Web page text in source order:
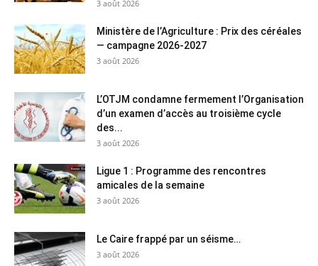
3 août 2026
Ministère de l’Agriculture : Prix des céréales
— campagne 2026-2027
3 août 2026
L’OTJM condamne fermement l’Organisation
d’un examen d’accès au troisième cycle
des...
3 août 2026
Ligue 1 : Programme des rencontres
amicales de la semaine
3 août 2026
Le Caire frappé par un séisme…
3 août 2026